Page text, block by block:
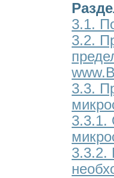
3.1.
3.2.
3.3.
3.3.1.
3.3.2.